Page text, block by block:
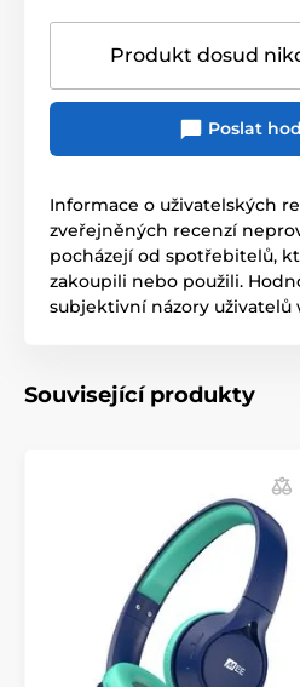
Produkt dosud
Poslat
Informace o uživatelských
zveřejněných recenzí
pocházejí od spotřebitelů,
zakoupili nebo použili.
subjektivní názory uživatelů
Související produkty